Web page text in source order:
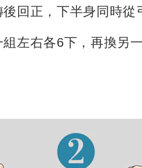
回正，下半身同時從
左右各6下，再換另